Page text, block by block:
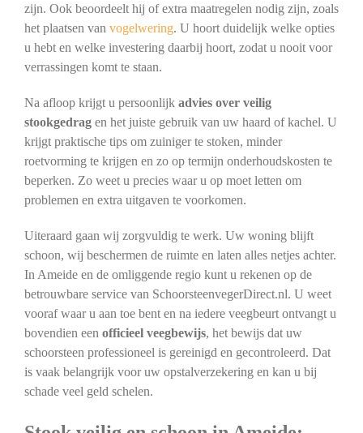
zijn. Ook beoordeelt hij of extra maatregelen nodig zijn, zoals
het plaatsen van vogelwering. U hoort duidelijk welke opties
u hebt en welke investering daarbij hoort, zodat u nooit voor
verrassingen komt te staan.
Na afloop krijgt u persoonlijk advies over veilig
stookgedragen het juiste gebruik van uw haard of kachel. U
krijgt praktische tips om zuiniger te stoken, minder
roetvorming te krijgen en zo op termijn onderhoudskosten te
beperken. Zo weet u precies waar u op moet letten om
problemen en extra uitgaven te voorkomen.
Uiteraard gaan wij zorgvuldig te werk. Uw woning blijft
schoon, wij beschermen de ruimte en laten alles netjes achter.
In Ameide en de omliggende regio kunt u rekenen op de
betrouwbare service van SchoorsteenvegerDirect.nl. U weet
vooraf waar u aan toe bent en na iedere veegbeurt ontvangt u
bovendien een officieel veegbewijs, het bewijs dat uw
schoorsteen professioneel is gereinigd en gecontroleerd. Dat
is vaak belangrijk voor uw opstalverzekering en kan u bij
schade veel geld schelen.